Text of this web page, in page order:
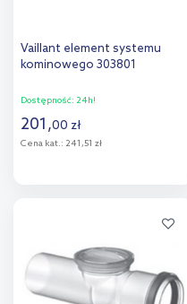
Vaillant element systemu
kominowego 303801
Dostępność: 24h!
201,00 zł
Cena kat.: 241,51 zł
porównania